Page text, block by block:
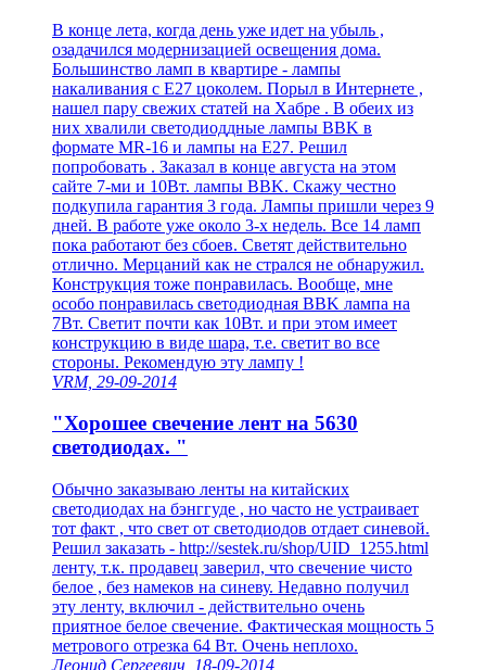
В конце лета, когда день уже идет на убыль ,
озадачился модернизацией освещения дома.
Большинство ламп в квартире - лампы
накаливания с E27 цоколем. Порыл в Интернете ,
нашел пару свежих статей на Хабре . В обеих из
них хвалили светодиоддные лампы BBK в
формате MR-16 и лампы на E27. Решил
попробовать . Заказал в конце августа на этом
сайте 7-ми и 10Вт. лампы BBK. Скажу честно
подкупила гарантия 3 года. Лампы пришли через 9
дней. В работе уже около 3-х недель. Все 14 ламп
пока работают без сбоев. Светят действительно
отлично. Мерцаний как не стрался не обнаружил.
Конструкция тоже понравилась. Вообще, мне
особо понравилась светодиодная BBK лампа на
7Вт. Светит почти как 10Вт. и при этом имеет
конструкцию в виде шара, т.е. светит во все
стороны. Рекомендую эту лампу !
VRM, 29-09-2014
"Хорошее свечение лент на 5630
светодиодах. "
Обычно заказываю ленты на китайских
светодиодах на бэнггуде , но часто не устраивает
тот факт , что свет от светодиодов отдает синевой.
Решил заказать - http://sestek.ru/shop/UID_1255.html
ленту, т.к. продавец заверил, что свечение чисто
белое , без намеков на синеву. Недавно получил
эту ленту, включил - действительно очень
приятное белое свечение. Фактическая мощность 5
метрового отрезка 64 Вт. Очень неплохо.
Леонид Сергеевич, 18-09-2014